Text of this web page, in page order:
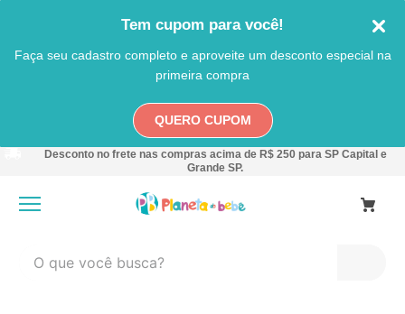
Tem cupom para você!
Faça seu cadastro completo e aproveite um desconto especial na
primeira compra
QUERO CUPOM
Desconto no frete nas compras acima de R$ 250 para SP Capital e
Grande SP.